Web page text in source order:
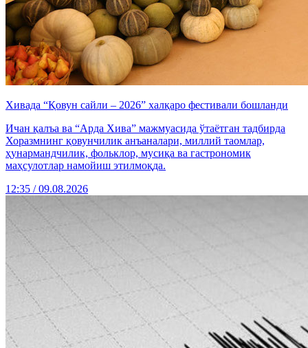
Хивада “Қовун сайли – 2026” халқаро фестивали бошланди
Ичан қалъа ва “Арда Хива” мажмуасида ўтаётган тадбирда
Хоразмнинг қовунчилик анъаналари, миллий таомлар,
ҳунармандчилик, фольклор, мусиқа ва гастрономик
маҳсулотлар намойиш этилмоқда.
12:35 / 09.08.2026